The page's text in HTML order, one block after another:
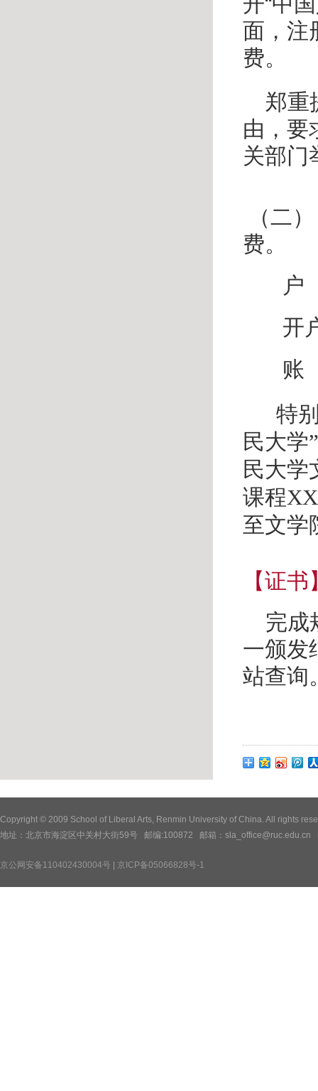
面，注
费。
郑重
由，要
关部门
（二
费。
户
开
账
特
民大学
民大学
课程
至文学
【证书
完成
一颁发
站查询
Copyright © 2009 School of Liberal Arts, Renmin University of China. All rights
地址：北京市海淀区中关村大街59号 邮编:100872 邮箱：
京公网安备110402430004号 京ICP备05066828号-1